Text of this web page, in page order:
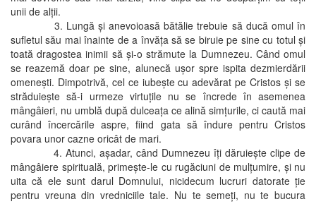
unii de alţii.
3. Lungă şi anevoioasă bătălie trebuie să ducă omul în
sufletul său mai înainte de a învăţa să se biruie pe sine cu totul şi
toată dragostea inimii să şi-o strămute la Dumnezeu. Când omul
se reazemă doar pe sine, alunecă uşor spre ispita dezmierdării
omeneşti. Dimpotrivă, cel ce iubeşte cu adevărat pe Cristos şi se
străduieşte să-i urmeze virtuţile nu se încrede în asemenea
mângâieri, nu umblă după dulceaţa ce alină simţurile, ci caută mai
curând încercările aspre, fiind gata să îndure pentru Cristos
povara unor cazne oricât de mari.
4. Atunci, aşadar, când Dumnezeu îţi dăruieşte clipe de
mângâiere spirituală, primeşte-le cu rugăciuni de mulţumire, şi nu
uita că ele sunt darul Domnului, nicidecum lucruri datorate ţie
pentru vreuna din vredniciile tale. Nu te semeţi, nu te bucura